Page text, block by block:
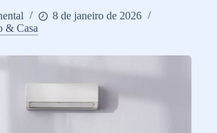
8 de janeiro de 2026
& Casa